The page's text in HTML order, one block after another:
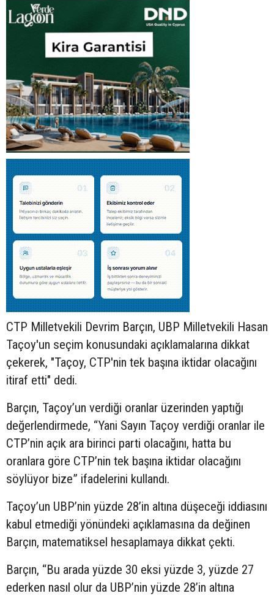
CTP Milletvekili Devrim Barçın, UBP Milletvekili Hasan
Taçoy'un seçim konusundaki açıklamalarına dikkat
çekerek, "Taçoy, CTP'nin tek başına iktidar olacağını
itiraf etti" dedi.
Barçın, Taçoy’un verdiği oranlar üzerinden yaptığı
değerlendirmede, “Yani Sayın Taçoy verdiği oranlar ile
CTP’nin açık ara birinci parti olacağını, hatta bu
oranlara göre CTP’nin tek başına iktidar olacağını
söylüyor bize” ifadelerini kullandı.
Taçoy’un UBP’nin yüzde 28’in altına düşeceği iddiasını
kabul etmediği yönündeki açıklamasına da değinen
Barçın, matematiksel hesaplamaya dikkat çekti.
Barçın, “Bu arada yüzde 30 eksi yüzde 3, yüzde 27
ederken nasıl olur da UBP’nin yüzde 28’in altına